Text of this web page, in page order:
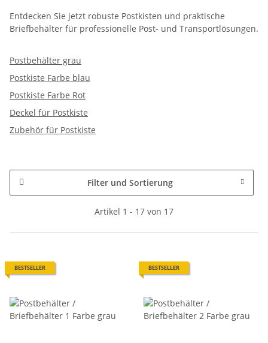
Entdecken Sie jetzt robuste Postkisten und praktische
Briefbehälter für professionelle Post- und Transportlösungen.
Postbehälter grau
Postkiste Farbe blau
Postkiste Farbe Rot
Deckel für Postkiste
Zubehör für Postkiste
Filter und Sortierung
Artikel 1 - 17 von 17
BESTSELLER BESTSELLER